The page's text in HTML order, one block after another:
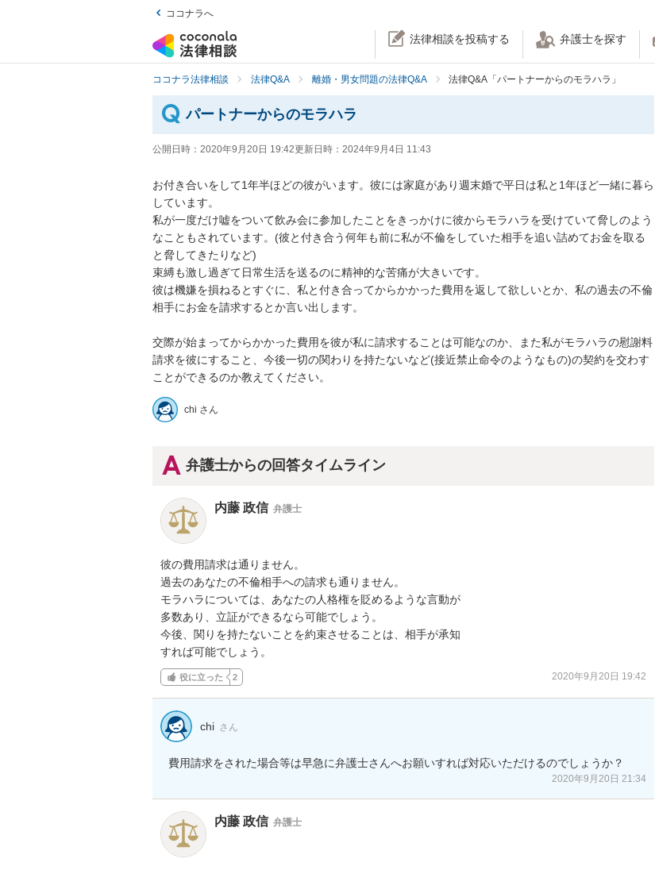
ココナラへ
法律相談を投稿する 弁護士を探す
ココナラ法律相談 法律Q&A 離婚・男女問題の法律Q&A 法律Q&A「パートナーからのモラハラ」
パートナーからのモラハラ
公開日時： 2020年9月20日 19:42更新日時： 2024年9月4日 11:43
お付き合いをして1年半ほどの彼がいます。彼には家庭があり週末婚で平日は私と1年ほど一緒に暮ら
しています。
私が一度だけ嘘をついて飲み会に参加したことをきっかけに彼からモラハラを受けていて脅しのよう
なこともされています。(彼と付き合う何年も前に私が不倫をしていた相手を追い詰めてお金を取る
と脅してきたりなど)
束縛も激し過ぎて日常生活を送るのに精神的な苦痛が大きいです。
彼は機嫌を損ねるとすぐに、私と付き合ってからかかった費用を返して欲しいとか、私の過去の不倫
相手にお金を請求するとか言い出します。
交際が始まってからかかった費用を彼が私に請求することは可能なのか、また私がモラハラの慰謝料
請求を彼にすること、今後一切の関わりを持たないなど(接近禁止命令のようなもの)の契約を交わす
ことができるのか教えてください。
chi さん
弁護士からの回答タイムライン
内藤 政信 弁護士
彼の費用請求は通りません。
過去のあなたの不倫相手への請求も通りません。
モラハラについては、あなたの人格権を貶めるような言動が
多数あり、立証ができるなら可能でしょう。
今後、関りを持たないことを約束させることは、相手が承知
すれば可能でしょう。
役に立った 2 2020年9月20日 19:42
chi さん
費用請求をされた場合等は早急に弁護士さんへお願いすれば対応いただけるのでしょうか？
2020年9月20日 21:34
内藤 政信 弁護士